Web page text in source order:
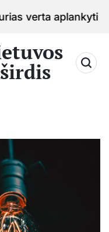
aplankyti keliaujant